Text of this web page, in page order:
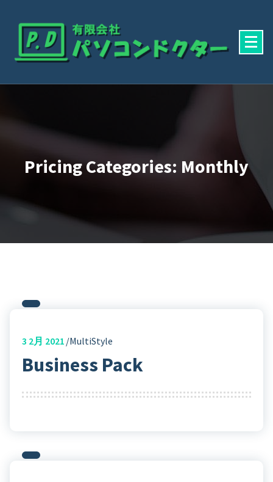
Content
Pricing Categories: Monthly
3 2月 2021 MultiStyle
Business Pack